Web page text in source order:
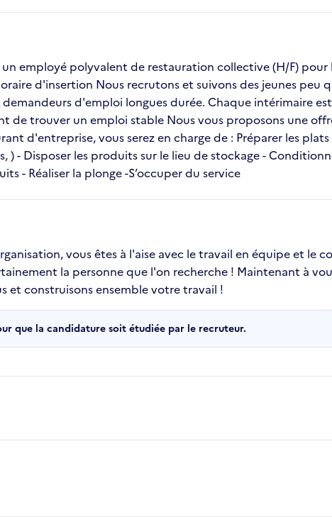
un employé polyvalent de restauration collective (H/F)
d'insertion Nous recrutons et suivons des jeunes peu
d'emploi longues durée. Chaque intérimaire
de trouver un emploi stable Nous vous proposons une
d'entreprise, vous serez en charge de : Préparer les
) - Disposer les produits sur le lieu de stockage -
- Réaliser la plonge -S’occuper du service
vous êtes à l'aise avec le travail en équipe et le
la personne que l'on recherche ! Maintenant à
et construisons ensemble votre travail !
que la candidature soit étudiée par le recruteur.